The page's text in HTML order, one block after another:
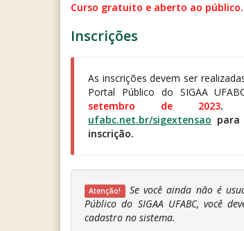
Curso gratuito e aberto ao público.
Inscrições
As inscrições devem ser
Portal Público do SIGAA
setembro de 2023.
ufabc.net.br/sigextensao para
inscrição.
Atenção! Se você ainda não é
Público do SIGAA UFABC, você
cadastro no sistema.